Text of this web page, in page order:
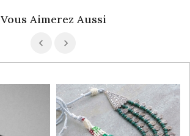
Vous Aimerez Aussi